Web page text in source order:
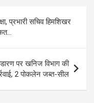
Li
n
k
e
प्रभारी सचिव हिमशिखर
पर खनिज विभाग की
2 पोकलेन जब्त-सील